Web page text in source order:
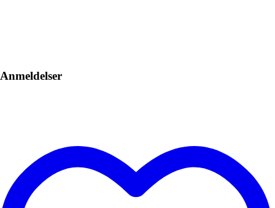
Anmeldelser